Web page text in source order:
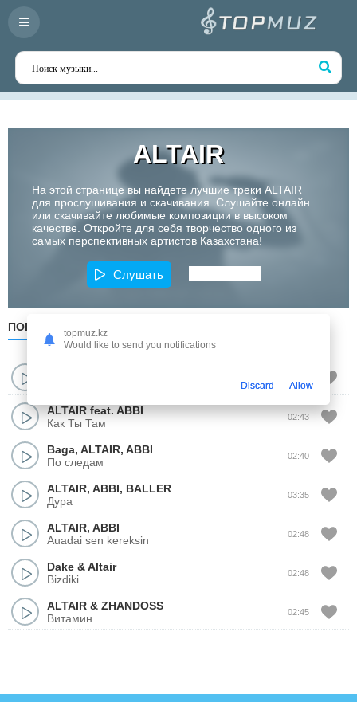
ALTAIR
На этой странице вы найдете лучшие треки ALTAIR
для прослушивания и скачивания. Слушайте онлайн
или скачивайте любимые композиции в высоком
качестве. Откройте для себя творчество одного из
самых перспективных артистов Казахстана!
Слушать
ПОПУЛЯРНЫЕ
ALTAIR feat. ABBI
Как Ты Там
02:43
Baga, ALTAIR, ABBI
По следам
02:40
ALTAIR, ABBI, BALLER
Дура
03:35
ALTAIR, ABBI
Auadai sen kereksin
02:48
Dake &Altair
Bizdiki
02:48
ALTAIR & ZHANDOSS
Витамин
02:45
topmuz.kz
Would like to send you notifications
Discard Allow